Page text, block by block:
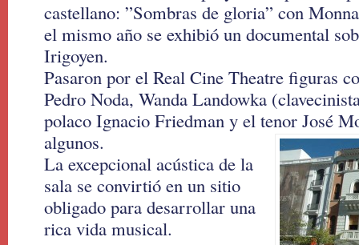
castellano: ”Sombras de gloria” con
el mismo año se exhibió un documental
Irigoyen.
Pasaron por el Real Cine Theatre figuras
Pedro Noda, Wanda Landowka
polaco Ignacio Friedman y el tenor José
algunos.
La excepcional acústica de la
sala se convirtió en un sitio
obligado para desarrollar una
rica vida musical.